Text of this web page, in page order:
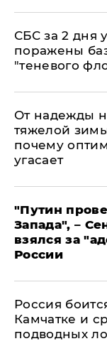
СБС за 2 дня
поражены
"теневого
От надежды
тяжелой
почему
угасает
"Путин
Запада", –
взялся за
России
Россия
Камчатке и
подводных